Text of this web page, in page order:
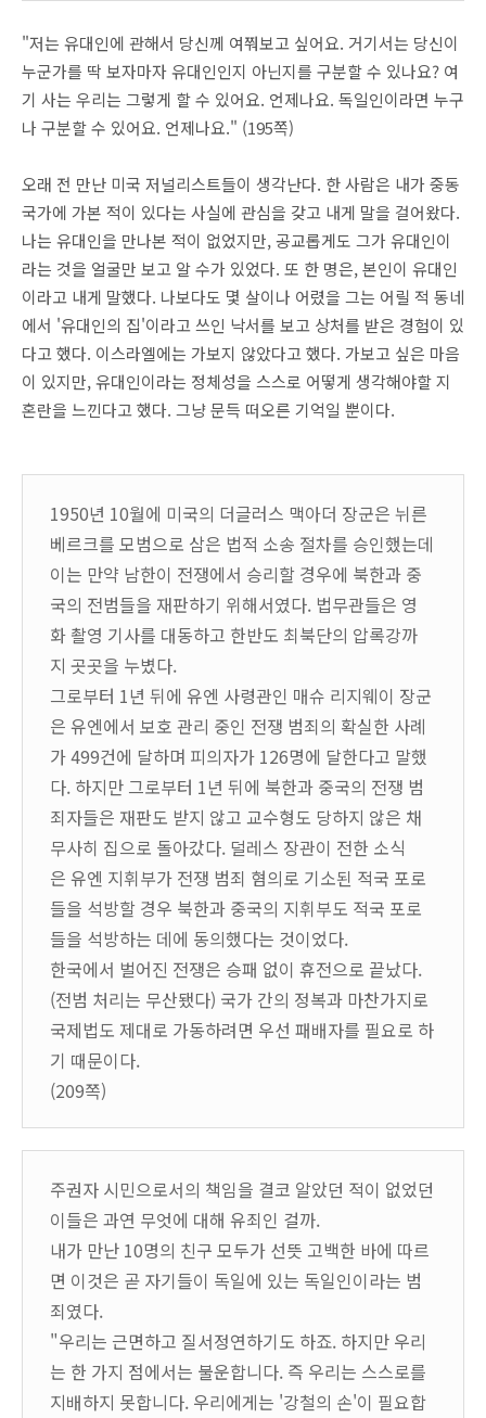
"저는 유대인에 관해서 당신께 여쭤보고 싶어요. 거기서는 당신이
누군가를 딱 보자마자 유대인인지 아닌지를 구분할 수 있나요? 여
기 사는 우리는 그렇게 할 수 있어요. 언제나요. 독일인이라면 누구
나 구분할 수 있어요. 언제나요." (195쪽)
오래 전 만난 미국 저널리스트들이 생각난다. 한 사람은 내가 중동
국가에 가본 적이 있다는 사실에 관심을 갖고 내게 말을 걸어왔다.
나는 유대인을 만나본 적이 없었지만, 공교롭게도 그가 유대인이
라는 것을 얼굴만 보고 알 수가 있었다. 또 한 명은, 본인이 유대인
이라고 내게 말했다. 나보다도 몇 살이나 어렸을 그는 어릴 적 동네
에서 '유대인의 집'이라고 쓰인 낙서를 보고 상처를 받은 경험이 있
다고 했다. 이스라엘에는 가보지 않았다고 했다. 가보고 싶은 마음
이 있지만, 유대인이라는 정체성을 스스로 어떻게 생각해야할 지
혼란을 느낀다고 했다. 그냥 문득 떠오른 기억일 뿐이다.
1950년 10월에 미국의 더글러스 맥아더 장군은 뉘른
베르크를 모범으로 삼은 법적 소송 절차를 승인했는데
이는 만약 남한이 전쟁에서 승리할 경우에 북한과 중
국의 전범들을 재판하기 위해서였다. 법무관들은 영
화 촬영 기사를 대동하고 한반도 최북단의 압록강까
지 곳곳을 누볐다.
그로부터 1년 뒤에 유엔 사령관인 매슈 리지웨이 장군
은 유엔에서 보호 관리 중인 전쟁 범죄의 확실한 사례
가 499건에 달하며 피의자가 126명에 달한다고 말했
다. 하지만 그로부터 1년 뒤에 북한과 중국의 전쟁 범
죄자들은 재판도 받지 않고 교수형도 당하지 않은 채
무사히 집으로 돌아갔다. 덜레스 장관이 전한 소식
은 유엔 지휘부가 전쟁 범죄 혐의로 기소된 적국 포로
들을 석방할 경우 북한과 중국의 지휘부도 적국 포로
들을 석방하는 데에 동의했다는 것이었다.
한국에서 벌어진 전쟁은 승패 없이 휴전으로 끝났다.
(전범 처리는 무산됐다) 국가 간의 정복과 마찬가지로
국제법도 제대로 가동하려면 우선 패배자를 필요로 하
기 때문이다.
(209쪽)
주권자 시민으로서의 책임을 결코 알았던 적이 없었던
이들은 과연 무엇에 대해 유죄인 걸까.
내가 만난 10명의 친구 모두가 선뜻 고백한 바에 따르
면 이것은 곧 자기들이 독일에 있는 독일인이라는 범
죄였다.
"우리는 근면하고 질서정연하기도 하죠. 하지만 우리
는 한 가지 점에서는 불운합니다. 즉 우리는 스스로를
지배하지 못합니다. 우리에게는 '강철의 손'이 필요합